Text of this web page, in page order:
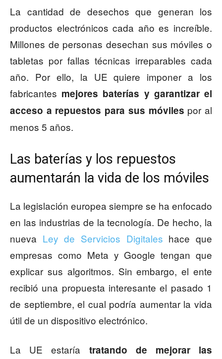
La cantidad de desechos que generan los
productos electrónicos cada año es increíble.
Millones de personas desechan sus móviles o
tabletas por fallas técnicas irreparables cada
año. Por ello, la UE quiere imponer a los
fabricantes mejores baterías y garantizar el
acceso a repuestos para sus móviles por al
menos 5 años.
Las baterías y los repuestos
aumentarán la vida de los móviles
La legislación europea siempre se ha enfocado
en las industrias de la tecnología. De hecho, la
nueva Ley de Servicios Digitales hace que
empresas como Meta y Google tengan que
explicar sus algoritmos. Sin embargo, el ente
recibió una propuesta interesante el pasado 1
de septiembre, el cual podría aumentar la vida
útil de un dispositivo electrónico.
La UE estaría tratando de mejorar las